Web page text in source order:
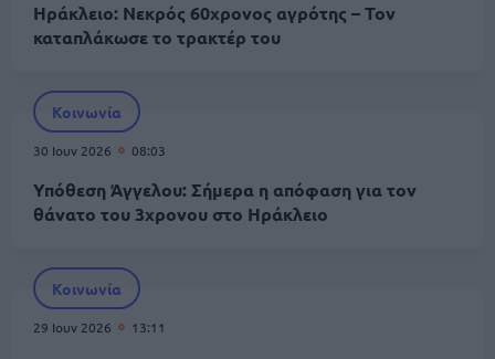
Ηράκλειο: Νεκρός 60χρονος αγρότης – Τον
καταπλάκωσε το τρακτέρ του
Κοινωνία
30 Ιουν 2026 08:03
Υπόθεση Άγγελου: Σήμερα η απόφαση για τον
θάνατο του 3χρονου στο Ηράκλειο
Κοινωνία
29 Ιουν 2026 13:11